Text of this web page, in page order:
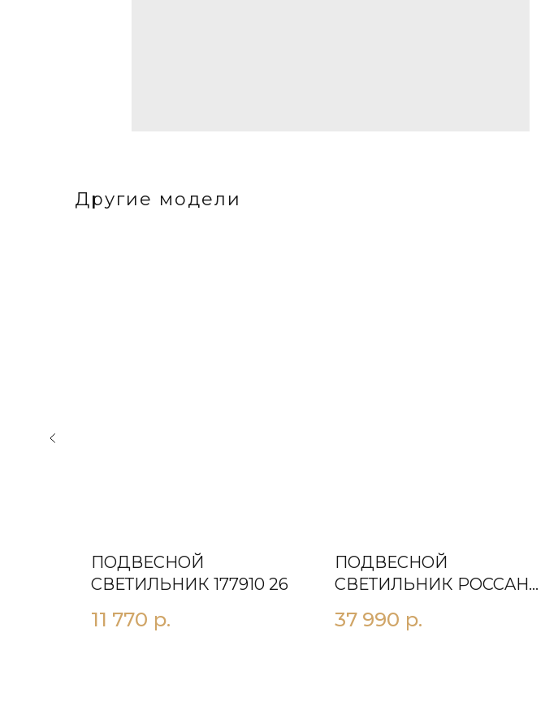
Другие модели
ПОДВЕСНОЙ
СВЕТИЛЬНИК 177910 26
11 770 р.
ПОДВЕСНОЙ
СВЕТИЛЬНИК РOССAНO
37 990 р.